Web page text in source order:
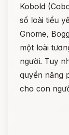
Kobold
số loài tiểu
Gnome,
một loài
người. Tuy
quyền năng
cho con